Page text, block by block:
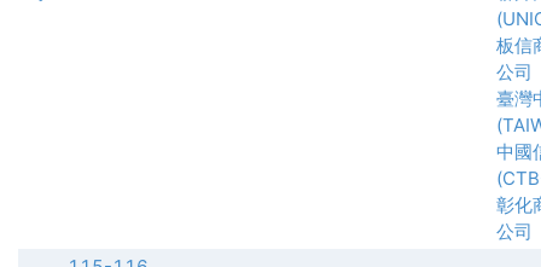
板信
公司
臺灣
中國
彰化
公司